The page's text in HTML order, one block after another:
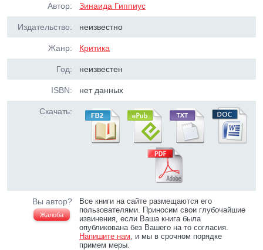
Автор: Зинаида Гиппиус
Издательство: неизвестно
Жанр: Критика
Год: неизвестен
ISBN: нет данных
Скачать:
Вы автор?
Жалоба
Все книги на сайте размещаются его
пользователями. Приносим свои глубочайшие
извинения, если Ваша книга была
опубликована без Вашего на то согласия.
Напишите нам, и мы в срочном порядке
примем меры.